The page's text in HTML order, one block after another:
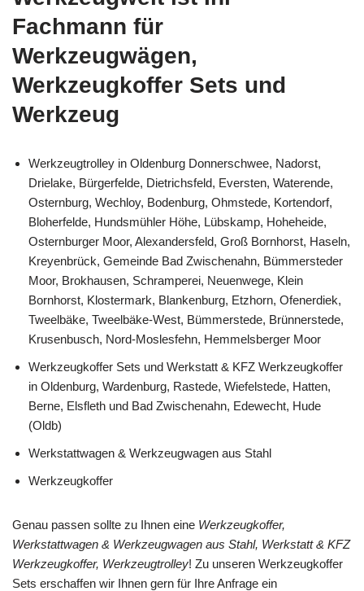
Fachmann für
Werkzeugwägen,
Werkzeugkoffer Sets und
Werkzeug
Werkzeugtrolley in Oldenburg Donnerschwee, Nadorst,
Drielake, Bürgerfelde, Dietrichsfeld, Eversten, Waterende,
Osternburg, Wechloy, Bodenburg, Ohmstede, Kortendorf,
Bloherfelde, Hundsmühler Höhe, Lübskamp, Hoheheide,
Osternburger Moor, Alexandersfeld, Groß Bornhorst, Haseln,
Kreyenbrück, Gemeinde Bad Zwischenahn, Bümmersteder
Moor, Brokhausen, Schramperei, Neuenwege, Klein
Bornhorst, Klostermark, Blankenburg, Etzhorn, Ofenerdiek,
Tweelbäke, Tweelbäke-West, Bümmerstede, Brünnerstede,
Krusenbusch, Nord-Moslesfehn, Hemmelsberger Moor
Werkzeugkoffer Sets und Werkstatt & KFZ Werkzeugkoffer
in Oldenburg, Wardenburg, Rastede, Wiefelstede, Hatten,
Berne, Elsfleth und Bad Zwischenahn, Edewecht, Hude
(Oldb)
Werkstattwagen & Werkzeugwagen aus Stahl
Werkzeugkoffer
Genau passen sollte zu Ihnen eine Werkzeugkoffer,
Werkstattwagen & Werkzeugwagen aus Stahl, Werkstatt & KFZ
Werkzeugkoffer, Werkzeugtrolley! Zu unseren Werkzeugkoffer
Sets erschaffen wir Ihnen gern für Ihre Anfrage ein